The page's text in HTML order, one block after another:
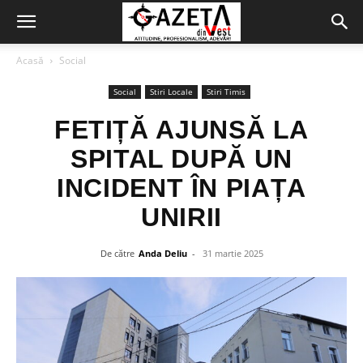
Acasă Social
Social Stiri Locale Stiri Timis
FETIȚĂ AJUNSĂ LA
SPITAL DUPĂ UN
INCIDENT ÎN PIAȚA
UNIRII
De către Anda Deliu - 31 martie 2025